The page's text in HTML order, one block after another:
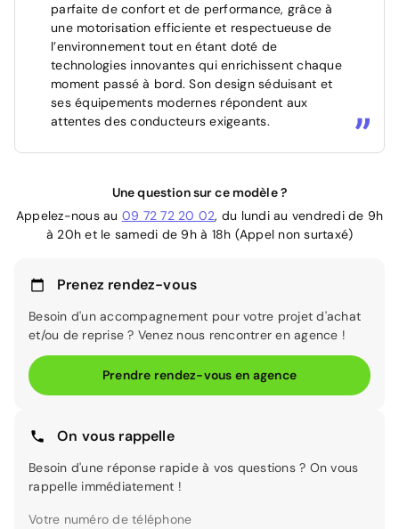
parfaite de confort et de performance, grâce à
une motorisation efficiente et respectueuse de
l’environnement tout en étant doté de
technologies innovantes qui enrichissent chaque
moment passé à bord. Son design séduisant et
ses équipements modernes répondent aux
attentes des conducteurs exigeants.
Une question sur ce modèle ?
Appelez-nous au 09 72 72 20 02, du lundi au vendredi de 9h
à 20h et le samedi de 9h à 18h (Appel non surtaxé)
Prenez rendez-vous
Besoin d'un accompagnement pour votre projet d'achat
et/ou de reprise ? Venez nous rencontrer en agence !
Prendre rendez-vous en agence
On vous rappelle
Besoin d'une réponse rapide à vos questions ? On vous
rappelle immédiatement !
Votre numéro de téléphone